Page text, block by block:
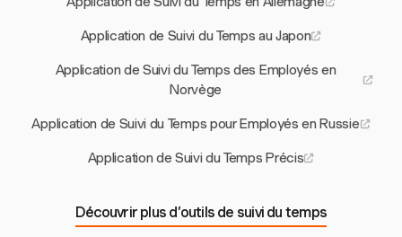
Application de Suivi du Temps au Japon
Application de Suivi du Temps des Employés en
Norvège
Application de Suivi du Temps pour Employés en Russie
Application de Suivi du Temps Précis
Découvrir plus d’outils de suivi du temps